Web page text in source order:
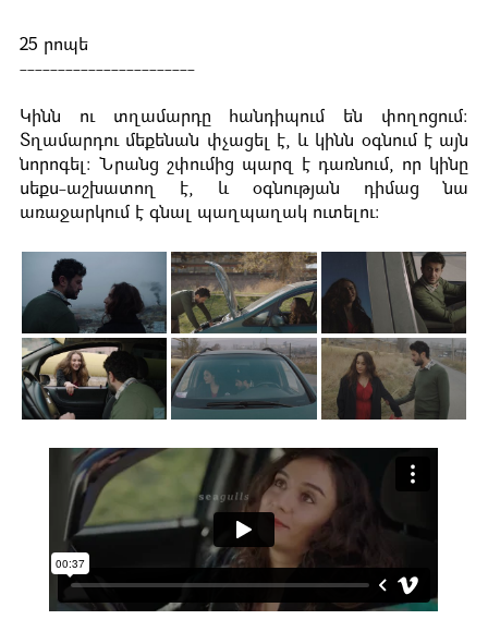
25 րոպե
-----------------------
Կինն ու տղամարդը հանդիպում են փողոցում:
Տղամարդու մեքենան փչացել է, և կինն օգնում է այն
նորոգել: Նրանց շփումից պարզ է դառնում, որ կինը
սեքս-աշխատող է, և օգնության դիմաց նա
առաջարկում է գնալ պաղպաղակ ուտելու: